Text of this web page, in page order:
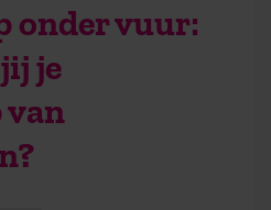
onder vuur:
je
van